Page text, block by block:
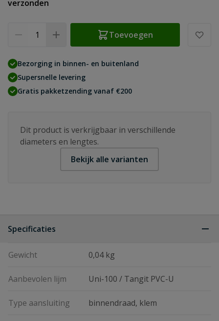
verzonden
Toevoegen
Bezorging in binnen- en buitenland
Supersnelle levering
Gratis pakketzending vanaf €200
Dit product is verkrijgbaar in verschillende
diameters en lengtes.
Bekijk alle varianten
Specificaties
Gewicht 0,04 kg
Aanbevolen lijm Uni-100 / Tangit PVC-U
Type aansluiting binnendraad, klem